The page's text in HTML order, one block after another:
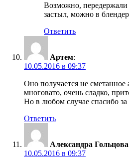
Возможно, передержали
застыл, можно в
Ответить
Артем:
10.05.2016 в 09:37
Оно получается не сметанное
многовато, очень сладко,
Но в любом случае спасибо
Ответить
Александра Гольцова
10.05.2016 в 09:37